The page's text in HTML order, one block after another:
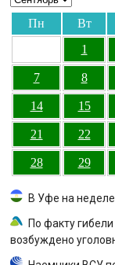
Пн Вт
1
7 8
14 15
21 22
28 29
В Уфе на
По факту
возбуждено